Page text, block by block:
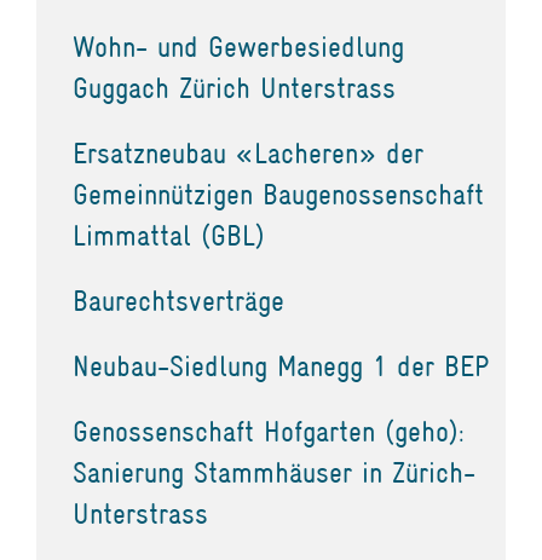
Wohn- und Gewerbesiedlung
Guggach Zürich Unterstrass
Ersatzneubau «Lacheren» der
Gemeinnützigen Baugenossenschaft
Limmattal (GBL)
Baurechtsverträge
Neubau-Siedlung Manegg 1 der BEP
Genossenschaft Hofgarten (geho):
Sanierung Stammhäuser in Zürich-
Unterstrass